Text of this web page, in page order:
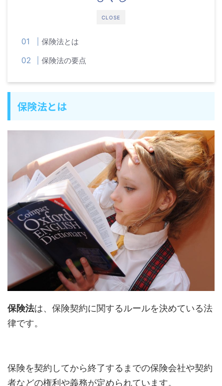
CLOSE
保険法とは
保険法の要点
保険法とは
保険法は、保険契約に関するルールを決めている法
律です。
保険を契約してから終了するまでの保険会社や契約
者などの権利や義務が定められています。